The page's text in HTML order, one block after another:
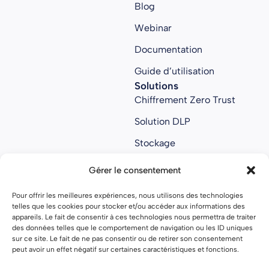
Gérer le consentement
Pour offrir les meilleures expériences, nous utilisons des technologies
telles que les cookies pour stocker et/ou accéder aux informations des
appareils. Le fait de consentir à ces technologies nous permettra de traiter
des données telles que le comportement de navigation ou les ID uniques
sur ce site. Le fait de ne pas consentir ou de retirer son consentement
peut avoir un effet négatif sur certaines caractéristiques et fonctions.
Blog
Webinar
Documentation
Guide d’utilisation
Solutions
Chiffrement Zero Trust
Solution DLP
Stockage
Collaboratif
About us
À propos
Nous rejoindre